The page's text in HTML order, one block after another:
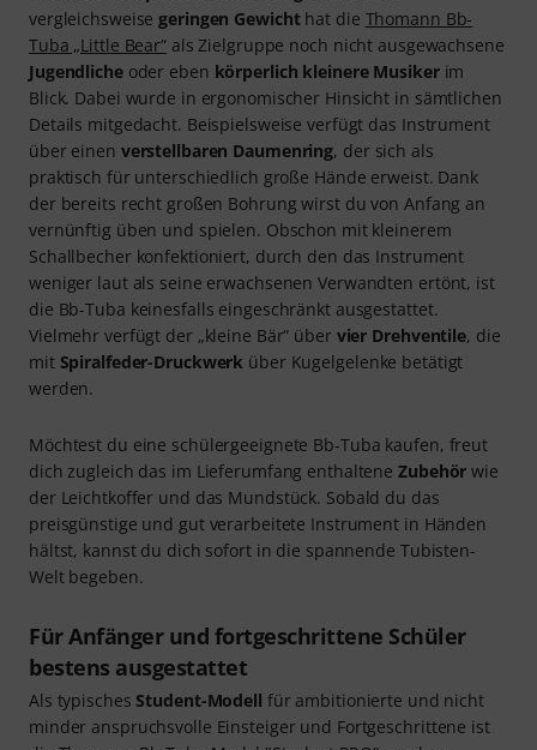
Thomann Bb-Tuba "Little Bear" (Art.Nr. 410674)
Die Bb-Tuba als ideales Instrument für junge
Einsteiger
Mit ihrenkompakten Abmessungenund dem
vergleichsweisegeringen Gewichthat dieThomann Bb-
Tuba „Little Bear“als Zielgruppe noch nicht ausgewachsene
Jugendlicheoder eben körperlich kleinere Musiker
Blick. Dabei wurde in ergonomischer Hinsicht in sämtlichen
Details mitgedacht. Beispielsweise verfügt das Instrument
über einen
der bereits recht großen Bohrung wirst du von Anfang an
vernünftig üben und spielen. Obschon mit kleinerem
Schallbecher konfektioniert, durch den das Instrument
weniger laut als seine erwachsenen Verwandten ertönt, ist
die Bb-Tuba keinesfalls eingeschränkt ausgestattet.
Vielmehr verfügt der „kleine Bär“ über
werden.
Möchtest du eine schülergeeignete Bb-Tuba kaufen, freut
dich zugleich das im Lieferumfang enthalteneZubehörwie
der Leichtkoffer und das Mundstück. Sobald du das